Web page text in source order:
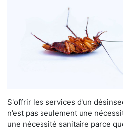
S'offrir les services d'un
n’est pas seulement une
une nécessité sanitaire parce